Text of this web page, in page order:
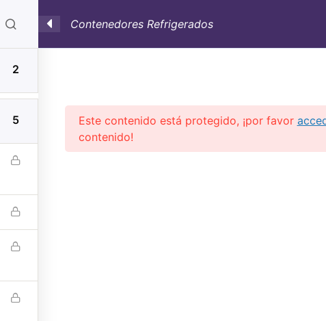
CONSULTORÍA CONTAINERS NOSOTROS
Contenedores Refrigerados
2
5 Este contenido está protegido, ¡por favor
contenido!